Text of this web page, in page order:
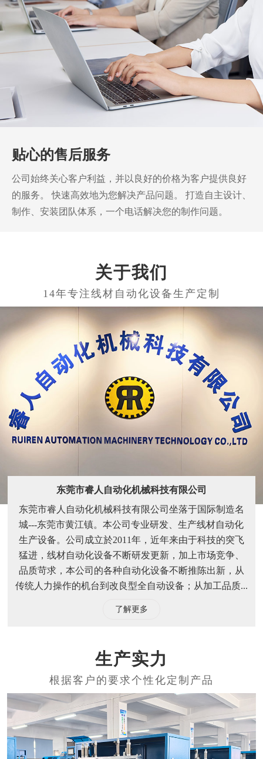
贴心的售后服务
公司始终关心客户利益，并以良好的价格为客户提供良好
的服务。
快速高效地为您解决产品问题。
打造自主设计、
制作、安装团队体系，一个电话解决您的制作问题。
关于我们
东莞市睿人自动化机械科技有限公司
东莞市睿人自动化机械科技有限公司坐落于国际制造名
城---东莞市黄江镇。本公司专业研发、生产线材自动化
生产设备。公司成立於2011年，近年来由于科技的突飞
猛进，线材自动化设备不断研发更新，加上市场竞争、
品质苛求，本公司的各种自动化设备不断推陈出新，从
传统人力操作的机台到改良型全自动设备；从加工品质...
了解更多
生产实力